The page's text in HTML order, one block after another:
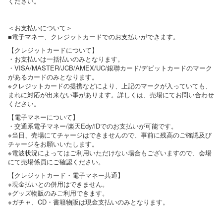
＜お支払いについて＞
■電子マネー、クレジットカードでのお支払いができます。
【クレジットカードについて】
・お支払いは一括払いのみとなります。
・VISA/MASTER/JCB/AMEX/UC/銀聯カード/デビットカードのマーク
があるカードのみとなります。
※クレジットカードの提携などにより、上記のマークが入っていても、
まれに対応が出来ない事があります。詳しくは、売場にてお問い合わせ
ください。
【電子マネーについて】
・交通系電子マネー/楽天Edy/iDでのお支払いが可能です。
※当日、売場にてチャージはできませんので、事前に残高のご確認及び
チャージをお願いいたします。
※電波状況によってはご利用いただけない場合もございますので、会場
にて売場係員にご確認ください。
【クレジットカード・電子マネー共通】
※現金払いとの併用はできません。
※グッズ物販のみご利用できます。
※ガチャ、CD・書籍物販は現金支払いのみとなります。